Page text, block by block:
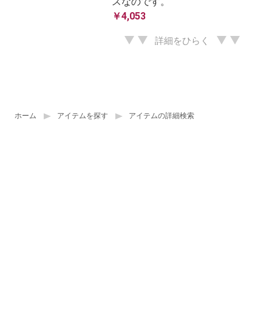
ホーム アイテムを探す アイテムの詳細検索
￥4,053
詳細をひらく